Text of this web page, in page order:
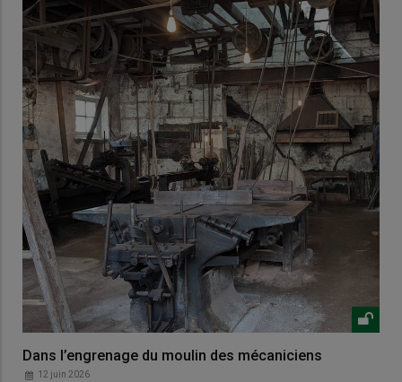
Dans l’engrenage du moulin des mécaniciens
12 juin 2026